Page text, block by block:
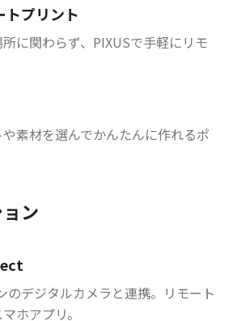
トプリント
に関わらず、PIXUSで手軽にリモ
素材を選んでかんたんに作れるポ
ン
のデジタルカメラと連携。リモート
ホアプリ。